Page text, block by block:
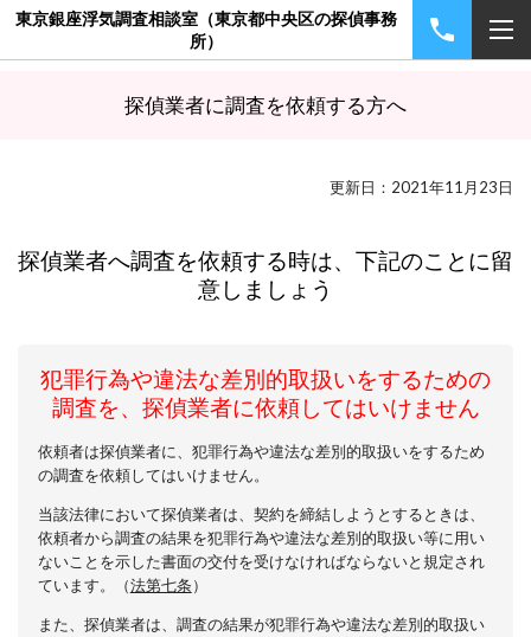
東京銀座浮気調査相談室（東京都中央区の探偵事務
所）
探偵業者に調査を依頼する方へ
更新日：2021年11月23日
探偵業者へ調査を依頼する時は、下記のことに留
意しましょう
犯罪行為や違法な差別的取扱いをするための
調査を、探偵業者に依頼してはいけません
依頼者は探偵業者に、犯罪行為や違法な差別的取扱いをするため
の調査を依頼してはいけません。
当該法律において探偵業者は、契約を締結しようとするときは、
依頼者から調査の結果を犯罪行為や違法な差別的取扱い等に用い
ないことを示した書面の交付を受けなければならないと規定され
ています。（法第七条）
また、探偵業者は、調査の結果が犯罪行為や違法な差別的取扱い